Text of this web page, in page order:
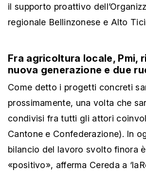
il supporto proattivo
regionale Bellinzonese e Alto
Fra agricoltura locale, Pmi,
nuova generazione e due
Come detto i progetti concreti
prossimamente, una volta che
condivisi fra tutti gli attori
Cantone e Confederazione). In
bilancio del lavoro svolto finora
«positivo», afferma Cereda a